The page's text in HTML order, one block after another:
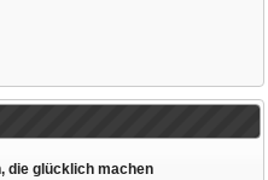
die glücklich machen